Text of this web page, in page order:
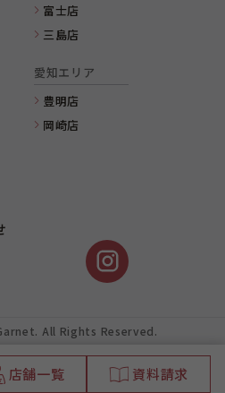
富士店
三島店
愛知エリア
豊明店
岡崎店
All Rights Reserved.
店舗一覧 資料請求